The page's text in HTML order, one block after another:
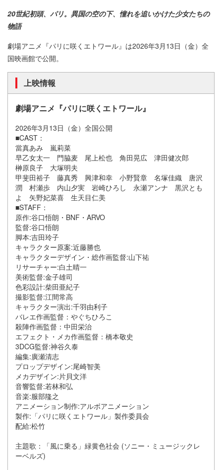
20世紀初頭、パリ。異国の空の下、憧れを追いかけた少女たちの
物語
劇場アニメ『パリに咲くエトワール』は2026年3月13日（金）全
国映画館で公開。
上映情報
劇場アニメ『パリに咲くエトワール』
2026年3月13日（金）全国公開
■CAST：
當真あみ 嵐莉菜
早乙女太一 門脇麦 尾上松也 角田晃広 津田健次郎
榊原良子 大塚明夫
甲斐田裕子 藤真秀 興津和幸 小野賢章 名塚佳織 唐沢
潤 村瀬歩 内山夕実 岩崎ひろし 永瀬アンナ 黒沢とも
よ 矢野妃菜喜 生天目仁美
■STAFF：
原作:谷口悟朗・BNF・ARVO
監督:谷口悟朗
脚本:吉田玲子
キャラクター原案:近藤勝也
キャラクターデザイン・総作画監督:山下祐
リサーチャー:白土晴一
美術監督:金子雄司
色彩設計:柴田亜紀子
撮影監督:江間常高
キャラクター演出:千羽由利子
バレエ作画監督：やぐちひろこ
殺陣作画監督：中田栄治
エフェクト・メカ作画監督：橋本敬史
3DCG監督:神谷久泰
編集:廣瀬清志
プロップデザイン:尾崎智美
メカデザイン:片貝文洋
音響監督:若林和弘
音楽:服部隆之
アニメーション制作:アルボアニメーション
製作:「パリに咲くエトワール」製作委員会
配給:松竹
主題歌：「風に乗る」緑黄色社会 (ソニー・ミュージックレ
ーベルズ)